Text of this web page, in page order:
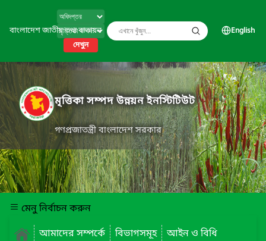
বাংলাদেশ জাতীয় তথ্য বাতায়ন
দেখুন
English
মৃত্তিকা সম্পদ উন্নয়ন ইনস্টিটিউট
গণপ্রজাতন্ত্রী বাংলাদেশ সরকার
মেনু নির্বাচন করুন
আমাদের সম্পর্কে
বিভাগসমূহ
আইন ও বিধি